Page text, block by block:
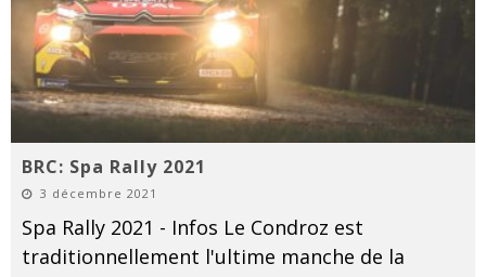
BRC: Spa Rally 2021
3 décembre 2021
Spa Rally 2021 - Infos Le Condroz est
traditionnellement l'ultime manche de la